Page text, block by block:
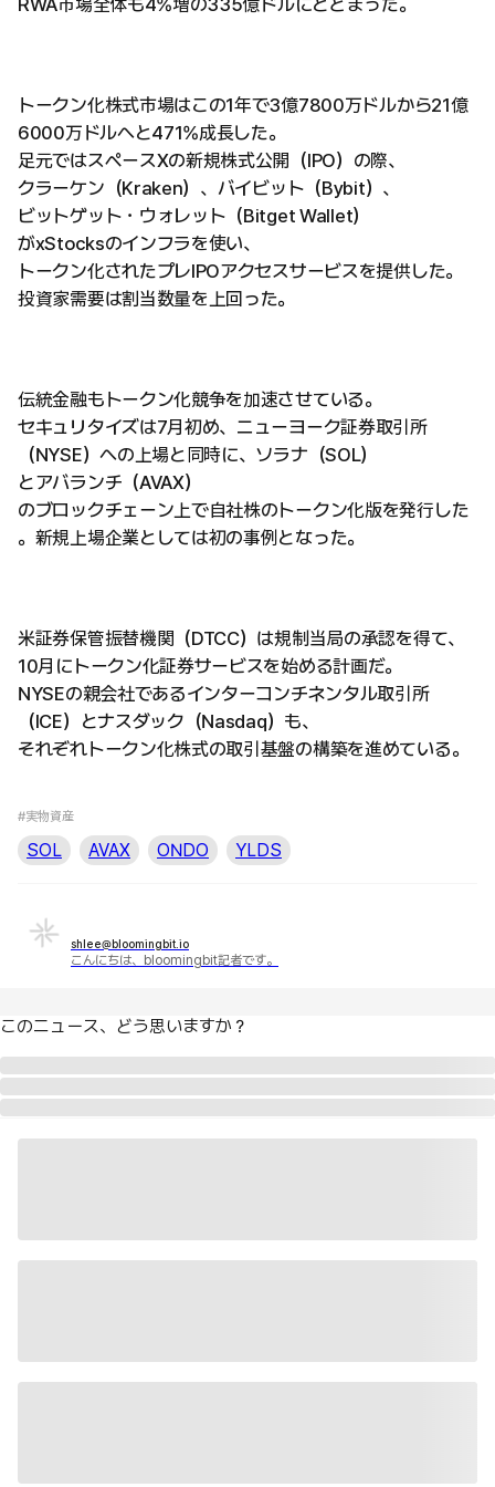
トークン化株式市場はこの1年で3億7800万ドルから21億
6000万ドルへと471%成長した。
足元ではスペースXの新規株式公開（IPO）の際、
クラーケン（Kraken）、バイビット（Bybit）、
ビットゲット・ウォレット（Bitget Wallet）
がxStocksのインフラを使い、
トークン化されたプレIPOアクセスサービスを提供した。
投資家需要は割当数量を上回った。
伝統金融もトークン化競争を加速させている。
セキュリタイズは7月初め、ニューヨーク証券取引所
（NYSE）への上場と同時に、ソラナ（SOL）
とアバランチ（AVAX）
のブロックチェーン上で自社株のトークン化版を発行した
。新規上場企業としては初の事例となった。
米証券保管振替機関（DTCC）は規制当局の承認を得て、
10月にトークン化証券サービスを始める計画だ。
NYSEの親会社であるインターコンチネンタル取引所
（ICE）とナスダック（Nasdaq）も、
それぞれトークン化株式の取引基盤の構築を進めている。
#実物資産
SOL AVAX ONDO YLDS
shlee@bloomingbit.io
こんにちは、bloomingbit記者です。
このニュース、どう思いますか？